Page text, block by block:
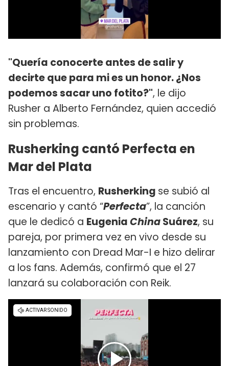
"Quería conocerte antes de salir y
decirte que para mi es un honor. ¿Nos
podemos sacar uno fotito?", le dijo
Rusher a Alberto Fernández, quien accedió
sin problemas.
Rusherking cantó Perfecta en
Mar del Plata
Tras el encuentro, Rusherking se subió al
escenario y cantó “Perfecta”, la canción
que le dedicó a EugeniaChinaSuárez, su
pareja, por primera vez en vivo desde su
lanzamiento con Dread Mar-I e hizo delirar
a los fans. Además, confirmó que el 27
lanzará su colaboración con Reik.